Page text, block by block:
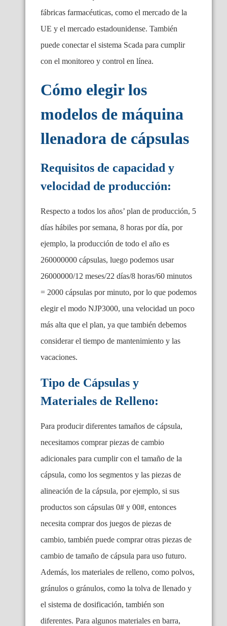
fábricas farmacéuticas, como el mercado de la
UE y el mercado estadounidense. También
puede conectar el sistema Scada para cumplir
con el monitoreo y control en línea.
Cómo elegir los
modelos de máquina
llenadora de cápsulas
Requisitos de capacidad y
velocidad de producción:
Respecto a todos los años’ plan de producción, 5
días hábiles por semana, 8 horas por día, por
ejemplo, la producción de todo el año es
260000000 cápsulas, luego podemos usar
26000000/12 meses/22 días/8 horas/60 minutos
= 2000 cápsulas por minuto, por lo que podemos
elegir el modo NJP3000, una velocidad un poco
más alta que el plan, ya que también debemos
considerar el tiempo de mantenimiento y las
vacaciones.
Tipo de Cápsulas y
Materiales de Relleno:
Para producir diferentes tamaños de cápsula,
necesitamos comprar piezas de cambio
adicionales para cumplir con el tamaño de la
cápsula, como los segmentos y las piezas de
alineación de la cápsula, por ejemplo, si sus
productos son cápsulas 0# y 00#, entonces
necesita comprar dos juegos de piezas de
cambio, también puede comprar otras piezas de
cambio de tamaño de cápsula para uso futuro.
Además, los materiales de relleno, como polvos,
gránulos o gránulos, como la tolva de llenado y
el sistema de dosificación, también son
diferentes. Para algunos materiales en barra,